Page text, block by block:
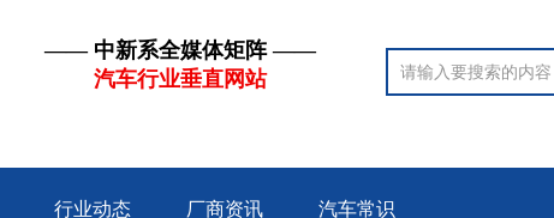
—— 中新系全媒体矩阵 ——
汽车行业垂直网站
行业动态 厂商资讯 汽车常识